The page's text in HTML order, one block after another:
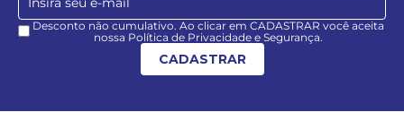
Desconto não cumulativo. Ao clicar em CADASTRAR você aceita
nossa Política de Privacidade e Segurança.
CADASTRAR